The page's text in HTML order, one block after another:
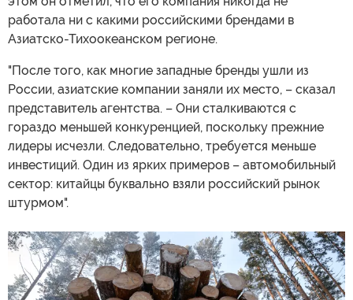
работала ни с какими российскими брендами в
Азиатско-Тихоокеанском регионе.
"После того, как многие западные бренды ушли из
России, азиатские компании заняли их место, – сказал
представитель агентства. – Они сталкиваются с
гораздо меньшей конкуренцией, поскольку прежние
лидеры исчезли. Следовательно, требуется меньше
инвестиций. Один из ярких примеров – автомобильный
сектор: китайцы буквально взяли российский рынок
штурмом".